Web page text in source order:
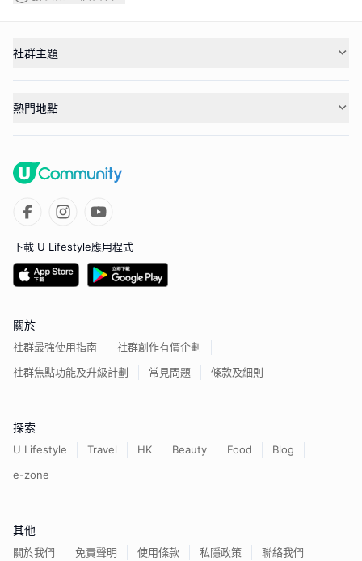
社群主題
熱門地點
下載 U Lifestyle應用程式
關於
社群最強使用指南
社群創作有價企劃
社群焦點功能及升級計劃
常見問題 條款及細則
探索
U Lifestyle Travel HK Beauty Food
Blog
e-zone
其他
關於我們 免責聲明 使用條款 私隱政策 聯絡我們